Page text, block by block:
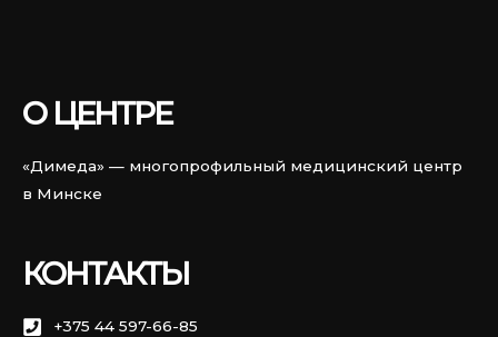
О ЦЕНТРЕ
«Димеда» — многопрофильный медицинский центр
в Минске
КОНТАКТЫ
+375 44 597-66-85